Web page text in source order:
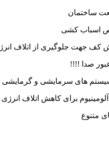
ساختمان
صدا !!!!
سیستم های سرمایشی و گرمایشی
آلومینیوم برای کاهش اتلاف
متنوع